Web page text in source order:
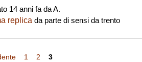
14 anni fa da A.
replica da parte di sensi da trento
1 2 3